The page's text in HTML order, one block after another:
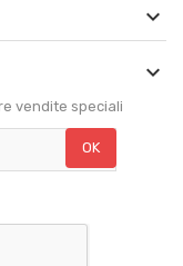


vendite speciali